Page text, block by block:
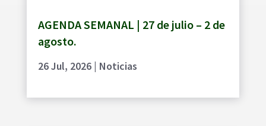
AGENDA SEMANAL | 27 de julio – 2 de
agosto.
26 Jul, 2026| Noticias